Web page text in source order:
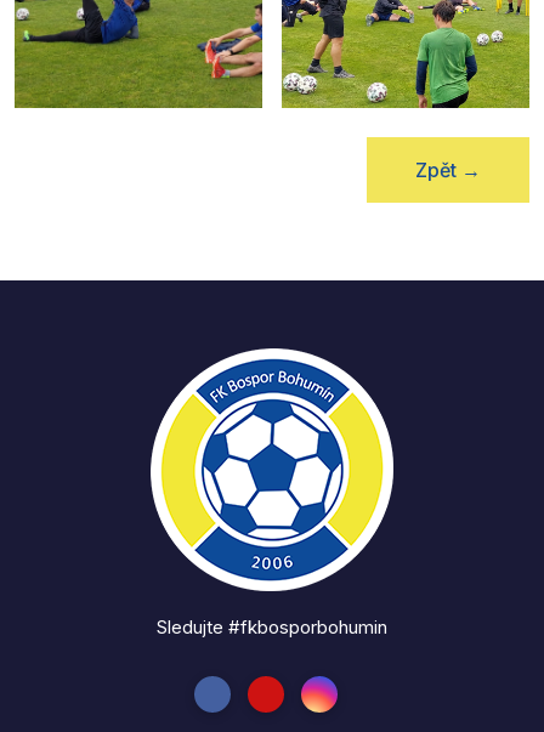
Zpět →
Sledujte #fkbosporbohumin